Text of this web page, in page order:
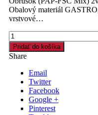
Obalový materiál
vrstvové…
množstvo
Obrúsok
(PAP-
FSC
Mix)
2vrstvý
svetlomodrý
Pridať do košíka
Share
Email
Twitter
Facebook
Google +
Pinterest